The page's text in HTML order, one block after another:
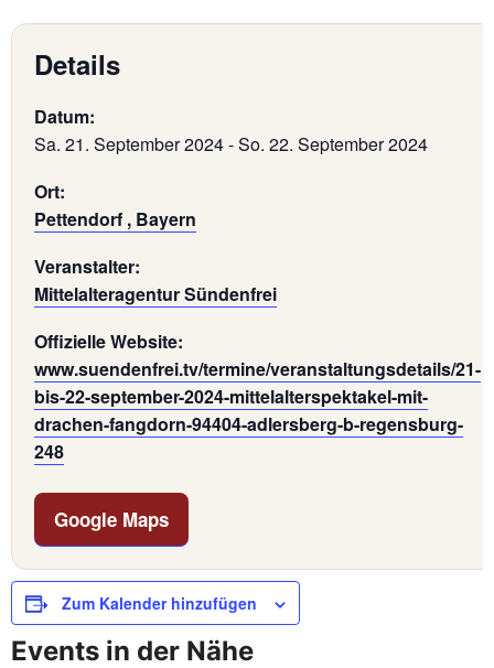
Details
Datum:
Sa. 21. September 2024-So. 22. September 2024
Ort:
Pettendorf , Bayern
Veranstalter:
Mittelalteragentur Sündenfrei
Offizielle Website:
www.suendenfrei.tv/termine/veranstaltungsdetails/21-
bis-22-september-2024-mittelalterspektakel-mit-
drachen-fangdorn-94404-adlersberg-b-regensburg-
248
Google Maps
Zum Kalender hinzufügen
Events in der Nähe